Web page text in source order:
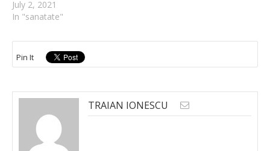
July 2, 2021
In "sanatate"
Pin It
TRAIAN IONESCU